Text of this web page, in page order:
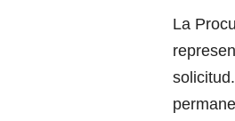
La
solicitud.